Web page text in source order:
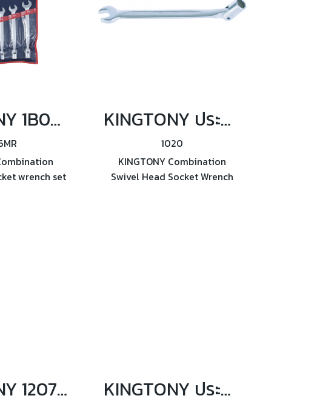
KINGTONY 1B06MR ชุดประแจปากตายข้างบล็อก 6ตัว/ชุด
wrench set
KINGTONY ประแจปากตายข้างบล็อก หมุนได้ 180° องศา ขนาด 8 ถึง 19mm.
1020
KINGTONY Combination
Swivel Head Socket Wrench
KINGTONY 1207SR ชุดประแจแหวนข้าง-ปากตาย 7ตัว/ชุด (ระบบนิ้ว) KINGTONY ประแจแหวนข้าง-ปากตาย Jumbo Type Combination Wrench